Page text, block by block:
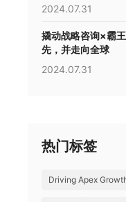
2024.07.31
撬动战略咨询×霸
先，并走向全球
2024.07.31
热门标签
Driving Apex